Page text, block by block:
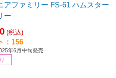
アファミリー FS-61 ハムスター
ー
(税込)
：156
年6月中旬発売